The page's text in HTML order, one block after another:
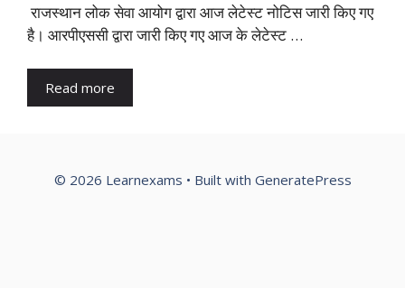
राजस्थान लोक सेवा आयोग द्वारा आज लेटेस्ट नोटिस जारी किए गए
है। आरपीएससी द्वारा जारी किए गए आज के लेटेस्ट …
Read more
© 2026 Learnexams • Built with GeneratePress